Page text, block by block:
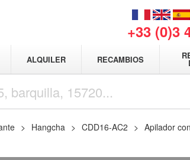
+33 (0)3
ALQUILER RECAMBIOS
Hangcha CDD16-AC2
Apilador